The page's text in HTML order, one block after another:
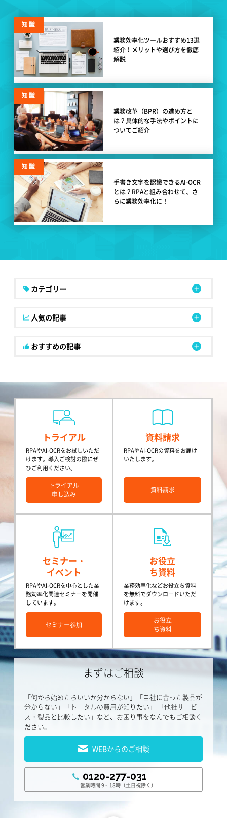
知識
業務効率化ツールおすすめ13選
紹介！メリットや選び方を徹底
解説
知識
業務改革（BPR）の進め方と
は？具体的な手法やポイントに
ついてご紹介
知識
手書き文字を認識できるAI-OCR
とは？RPAと組み合わせて、さ
らに業務効率化に！
カテゴリー
人気の記事
おすすめの記事
トライアル
RPAやAI-OCRをお試しいただ
けます。導入ご検討の際にぜ
ひご利用ください。
トライアル
申し込み
資料請求
RPAやAI-OCRの資料をお届け
いたします。
資料請求
セミナー・
イベント
RPAやAI-OCRを中心とした業
務効率化関連セミナーを開催
しています。
セミナー参加
お役立
ち資料
業務効率化などお役立ち資料
を無料でダウンロードいただ
けます。
お役立
ち資料
まずはご相談
「何から始めたらいいか分からない」「自社に合った製品が
分からない」「トータルの費用が知りたい」
「他社サービ
ス・製品と比較したい」など、お困り事をなんでもご相談く
ださい。
0120-277-031
営業時間 9～18時（土日祝除く）
WEBからのご相談